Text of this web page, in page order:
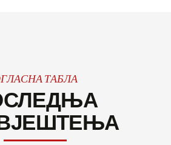
ТАБЛА